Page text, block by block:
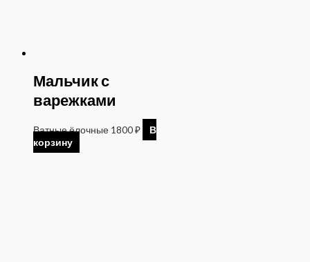
Мальчик с
варежками
Ватные ёлочные 1800₽
В
корзину